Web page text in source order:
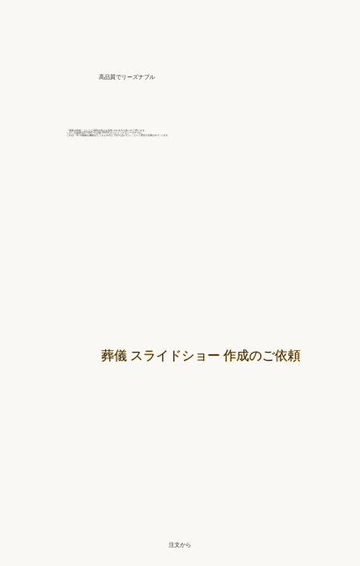
葬儀 スライドショー 作成のご依頼
高品質でリーズナブル
「最新の技術」というと値段の高さを危惧 される方も多いかと思います。
しかし写真復活STUDIO では1枚 990円 からととってもリーズナブル。
これは「AI の素敵な機能をたくさんの方と 分かち合いたい」という理念が反映されて います。
注文から